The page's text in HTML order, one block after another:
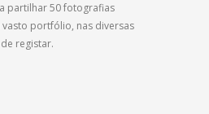
partilhar 50 fotografias
portfólio, nas diversas
registar.